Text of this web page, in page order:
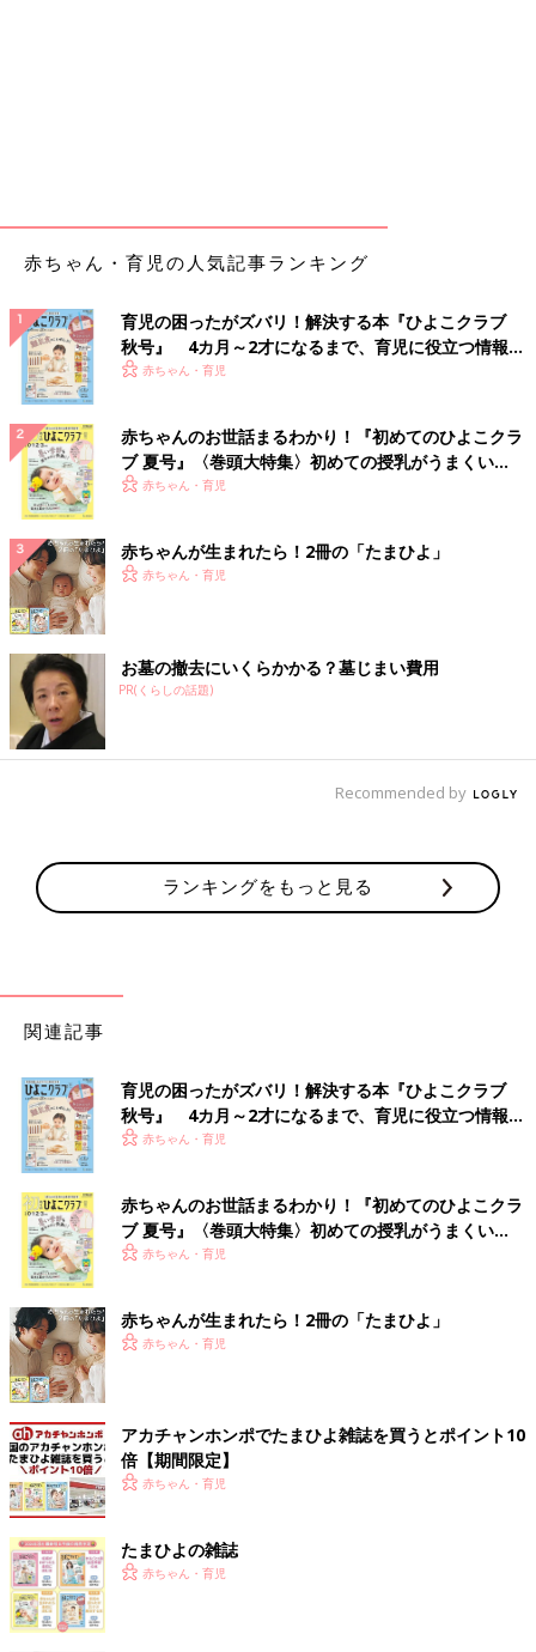
赤ちゃん・育児の人気記事ランキング
育児の困ったがズバリ！解決する本『ひよこクラブ
秋号』 4カ月～2才になるまで、育児に役立つ情報が
いっぱい！
赤ちゃん・育児
赤ちゃんのお世話まるわかり！『初めてのひよこクラ
ブ 夏号』〈巻頭大特集〉初めての授乳がうまくい
く！ おっぱい・ミルクの基本と夏のトラブル 解決テ
赤ちゃん・育児
赤ちゃんが生まれたら！2冊の「たまひよ」
赤ちゃん・育児
お墓の撤去にいくらかかる？墓じまい費用
PR(くらしの話題)
Recommended by
ランキングをもっと見る
関連記事
育児の困ったがズバリ！解決する本『ひよこクラブ
秋号』 4カ月～2才になるまで、育児に役立つ情報が
いっぱい！
赤ちゃん・育児
赤ちゃんのお世話まるわかり！『初めてのひよこクラ
ブ 夏号』〈巻頭大特集〉初めての授乳がうまくい
く！ おっぱい・ミルクの基本と夏のトラブル 解決テ
赤ちゃん・育児
赤ちゃんが生まれたら！2冊の「たまひよ」
赤ちゃん・育児
アカチャンホンポでたまひよ雑誌を買うとポイント10
倍【期間限定】
赤ちゃん・育児
たまひよの雑誌
赤ちゃん・育児